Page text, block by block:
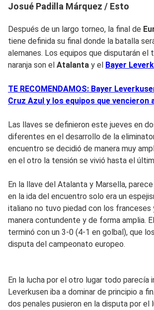
Josué Padilla Márquez / Esto
Después de un largo torneo, la final de
tiene definida su final donde la batalla
alemanes. Los equipos que disputarán
naranja son el Atalanta y el Bayer
TE RECOMENDAMOS: Bayer
Cruz Azul y los equipos que vencieron
Las llaves se definieron este jueves en
diferentes en el desarrollo de la
encuentro se decidió de manera muy
en el otro la tensión se vivió hasta el
En la llave del Atalanta y Marsella,
en la ida del encuentro solo era un
italiano no tuvo piedad con los franceses
manera contundente y de forma amplia.
terminó con un 3-0 (4-1 en golbal), que
disputa del campeonato europeo.
En la lucha por el otro lugar todo parecía
Leverkusen iba a dominar de principio a
dos penales pusieron en la disputa por el